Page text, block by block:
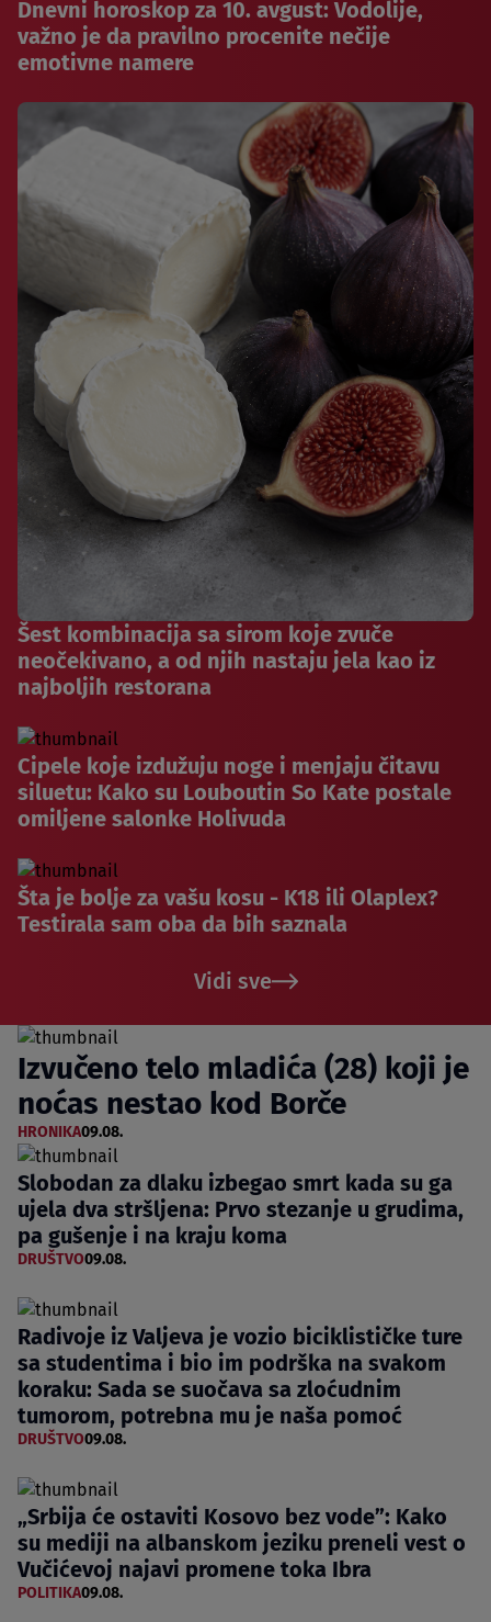
Dnevni horoskop za 10. avgust: Vodolije,
važno je da pravilno procenite nečije
emotivne namere
Šest kombinacija sa sirom koje zvuče
neočekivano, a od njih nastaju jela kao iz
najboljih restorana
Cipele koje izdužuju noge i menjaju čitavu
siluetu: Kako su Louboutin So Kate postale
omiljene salonke Holivuda
Šta je bolje za vašu kosu - K18 ili Olaplex?
Testirala sam oba da bih saznala
Vidi sve
Izvučeno telo mladića (28) koji je
noćas nestao kod Borče
HRONIKA09.08.
Slobodan za dlaku izbegao smrt kada su ga
ujela dva stršljena: Prvo stezanje u grudima,
pa gušenje i na kraju koma
DRUŠTVO09.08.
Radivoje iz Valjeva je vozio biciklističke ture
sa studentima i bio im podrška na svakom
koraku: Sada se suočava sa zloćudnim
tumorom, potrebna mu je naša pomoć
DRUŠTVO09.08.
„Srbija će ostaviti Kosovo bez vode”: Kako
su mediji na albanskom jeziku preneli vest o
Vučićevoj najavi promene toka Ibra
POLITIKA09.08.